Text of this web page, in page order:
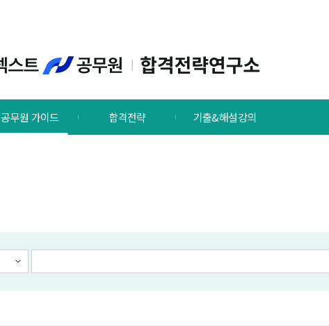
공무원 가이드 합격전략 기출&해설강의